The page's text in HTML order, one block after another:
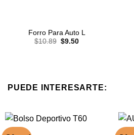
Forro Para Auto L
$10.89 El
$9.50El
PUEDE INTERESARTE: